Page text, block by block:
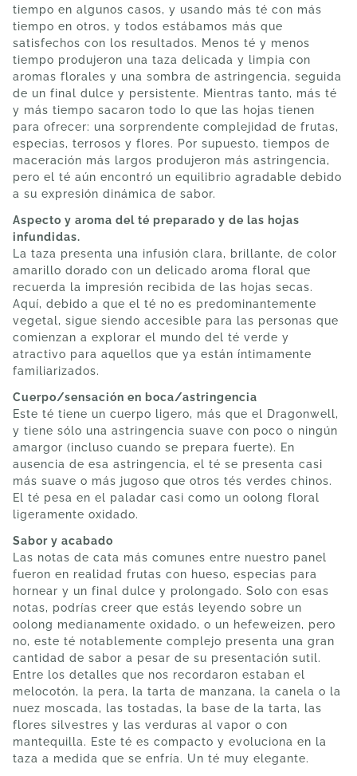
tiempo en algunos casos, y usando más té con más
tiempo en otros, y todos estábamos más que
satisfechos con los resultados. Menos té y menos
tiempo produjeron una taza delicada y limpia con
aromas florales y una sombra de astringencia, seguida
de un final dulce y persistente. Mientras tanto, más té
y más tiempo sacaron todo lo que las hojas tienen
para ofrecer: una sorprendente complejidad de frutas,
especias, terrosos y flores. Por supuesto, tiempos de
maceración más largos produjeron más astringencia,
pero el té aún encontró un equilibrio agradable debido
a su expresión dinámica de sabor.
Aspecto y aroma del té preparado y de las hojas
infundidas.
La taza presenta una infusión clara, brillante, de color
amarillo dorado con un delicado aroma floral que
recuerda la impresión recibida de las hojas secas.
Aquí, debido a que el té no es predominantemente
vegetal, sigue siendo accesible para las personas que
comienzan a explorar el mundo del té verde y
atractivo para aquellos que ya están íntimamente
familiarizados.
Cuerpo/sensación en boca/astringencia
Este té tiene un cuerpo ligero, más que el Dragonwell,
y tiene sólo una astringencia suave con poco o ningún
amargor (incluso cuando se prepara fuerte). En
ausencia de esa astringencia, el té se presenta casi
más suave o más jugoso que otros tés verdes chinos.
El té pesa en el paladar casi como un oolong floral
ligeramente oxidado.
Sabor y acabado
Las notas de cata más comunes entre nuestro panel
fueron en realidad frutas con hueso, especias para
hornear y un final dulce y prolongado. Solo con esas
notas, podrías creer que estás leyendo sobre un
oolong medianamente oxidado, o un hefeweizen, pero
no, este té notablemente complejo presenta una gran
cantidad de sabor a pesar de su presentación sutil.
Entre los detalles que nos recordaron estaban el
melocotón, la pera, la tarta de manzana, la canela o la
nuez moscada, las tostadas, la base de la tarta, las
flores silvestres y las verduras al vapor o con
mantequilla. Este té es compacto y evoluciona en la
taza a medida que se enfría. Un té muy elegante.